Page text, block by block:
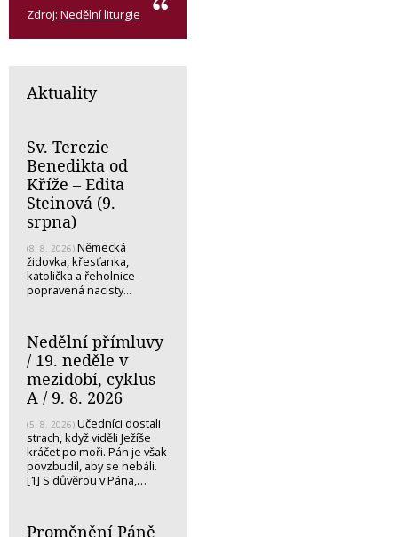
Zdroj: Nedělní liturgie
Aktuality
Sv. Terezie
Benedikta od
Kříže – Edita
Steinová (9.
srpna)
(8. 8. 2026) Německá
židovka, křesťanka,
katolička a řeholnice -
popravená nacisty...
Nedělní přímluvy
/ 19. neděle v
mezidobí, cyklus
A / 9. 8. 2026
(5. 8. 2026) Učedníci dostali
strach, když viděli Ježíše
kráčet po moři. Pán je však
povzbudil, aby se nebáli.
[1] S důvěrou v Pána,…
Proměnění Páně